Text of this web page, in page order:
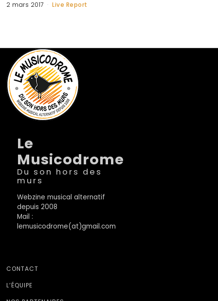
2 mars 2017 Live Report
Le
Musicodrome
Du son hors des
murs
Webzine musical alternatif
depuis 2008
Mail :
lemusicodrome(at)gmail.com
CONTACT
L’ÉQUIPE